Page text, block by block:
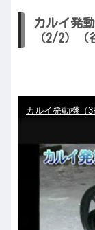
カルイ発
（2/2）（